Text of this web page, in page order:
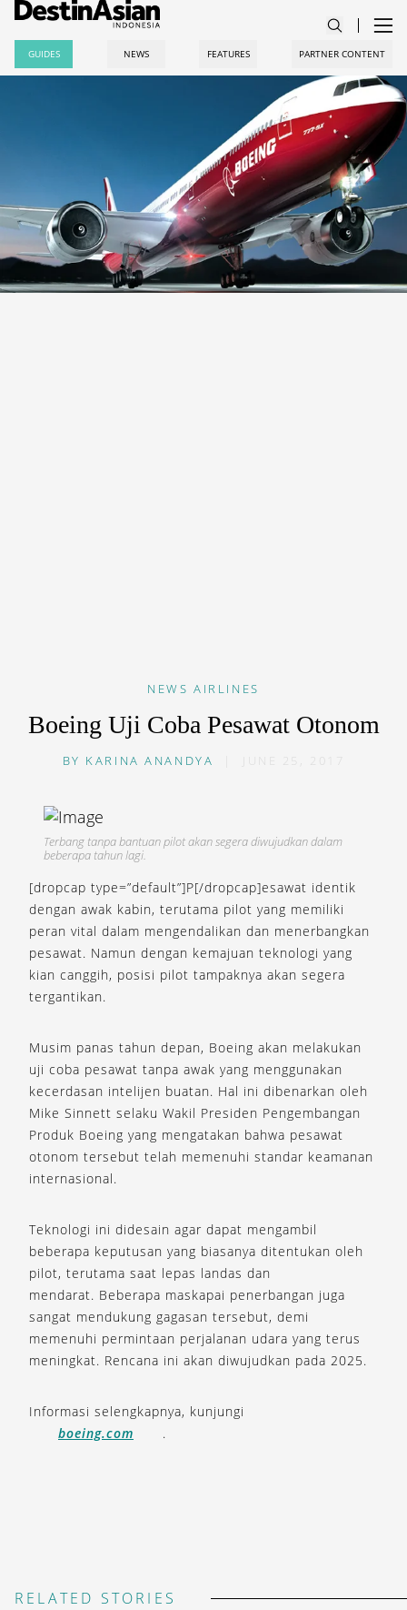
GUIDES NEWS FEATURES PARTNER CONTENT
NEWS AIRLINES
Boeing Uji Coba Pesawat Otonom
BY KARINA ANANDYA JUNE 25, 2017
Terbang tanpa bantuan pilot akan segera diwujudkan dalam
beberapa tahun lagi.
[dropcap type=”default”]P[/dropcap]esawat identik
dengan awak kabin, terutama pilot yang memiliki
peran vital dalam mengendalikan dan menerbangkan
pesawat. Namun dengan kemajuan teknologi yang
kian canggih, posisi pilot tampaknya akan segera
tergantikan.
Musim panas tahun depan, Boeing akan melakukan
uji coba pesawat tanpa awak yang menggunakan
kecerdasan intelijen buatan. Hal ini dibenarkan oleh
Mike Sinnett selaku Wakil Presiden Pengembangan
Produk Boeing yang mengatakan bahwa pesawat
otonom tersebut telah memenuhi standar keamanan
internasional.
Teknologi ini didesain agar dapat mengambil
beberapa keputusan yang biasanya ditentukan oleh
pilot, terutama saat lepas landas dan
mendarat. Beberapa maskapai penerbangan juga
sangat mendukung gagasan tersebut, demi
memenuhi permintaan perjalanan udara yang terus
meningkat. Rencana ini akan diwujudkan pada 2025.
Informasi selengkapnya, kunjungi
boeing.com
.
RELATED STORIES